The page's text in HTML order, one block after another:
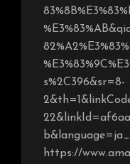
s%2C396&sr=8-
https://